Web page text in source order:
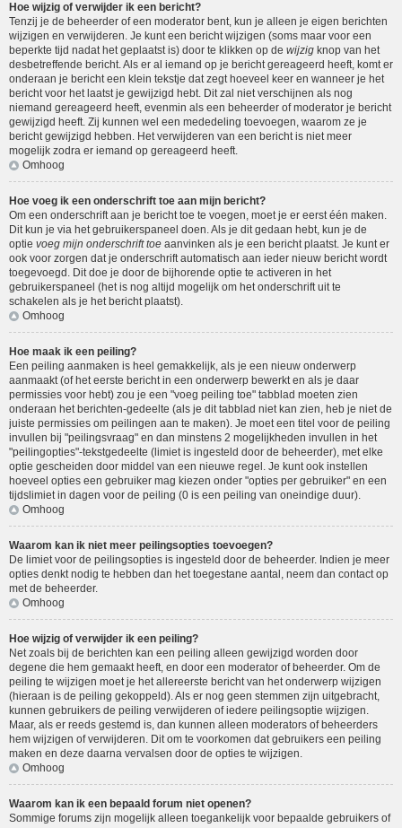
Hoe wijzig of verwijder ik een bericht?
Tenzij je de beheerder of een moderator bent, kun je alleen je eigen berichten
wijzigen en verwijderen. Je kunt een bericht wijzigen (soms maar voor een
beperkte tijd nadat het geplaatst is) door te klikken op de wijzig knop van het
desbetreffende bericht. Als er al iemand op je bericht gereageerd heeft, komt er
onderaan je bericht een klein tekstje dat zegt hoeveel keer en wanneer je het
bericht voor het laatst je gewijzigd hebt. Dit zal niet verschijnen als nog
niemand gereageerd heeft, evenmin als een beheerder of moderator je bericht
gewijzigd heeft. Zij kunnen wel een mededeling toevoegen, waarom ze je
bericht gewijzigd hebben. Het verwijderen van een bericht is niet meer
mogelijk zodra er iemand op gereageerd heeft.
Omhoog
Hoe voeg ik een onderschrift toe aan mijn bericht?
Om een onderschrift aan je bericht toe te voegen, moet je er eerst één maken.
Dit kun je via het gebruikerspaneel doen. Als je dit gedaan hebt, kun je de
optie voeg mijn onderschrift toe aanvinken als je een bericht plaatst. Je kunt er
ook voor zorgen dat je onderschrift automatisch aan ieder nieuw bericht wordt
toegevoegd. Dit doe je door de bijhorende optie te activeren in het
gebruikerspaneel (het is nog altijd mogelijk om het onderschrift uit te
schakelen als je het bericht plaatst).
Omhoog
Hoe maak ik een peiling?
Een peiling aanmaken is heel gemakkelijk, als je een nieuw onderwerp
aanmaakt (of het eerste bericht in een onderwerp bewerkt en als je daar
permissies voor hebt) zou je een "voeg peiling toe" tabblad moeten zien
onderaan het berichten-gedeelte (als je dit tabblad niet kan zien, heb je niet de
juiste permissies om peilingen aan te maken). Je moet een titel voor de peiling
invullen bij "peilingsvraag" en dan minstens 2 mogelijkheden invullen in het
"peilingopties"-tekstgedeelte (limiet is ingesteld door de beheerder), met elke
optie gescheiden door middel van een nieuwe regel. Je kunt ook instellen
hoeveel opties een gebruiker mag kiezen onder "opties per gebruiker" en een
tijdslimiet in dagen voor de peiling (0 is een peiling van oneindige duur).
Omhoog
Waarom kan ik niet meer peilingsopties toevoegen?
De limiet voor de peilingsopties is ingesteld door de beheerder. Indien je meer
opties denkt nodig te hebben dan het toegestane aantal, neem dan contact op
met de beheerder.
Omhoog
Hoe wijzig of verwijder ik een peiling?
Net zoals bij de berichten kan een peiling alleen gewijzigd worden door
degene die hem gemaakt heeft, en door een moderator of beheerder. Om de
peiling te wijzigen moet je het allereerste bericht van het onderwerp wijzigen
(hieraan is de peiling gekoppeld). Als er nog geen stemmen zijn uitgebracht,
kunnen gebruikers de peiling verwijderen of iedere peilingsoptie wijzigen.
Maar, als er reeds gestemd is, dan kunnen alleen moderators of beheerders
hem wijzigen of verwijderen. Dit om te voorkomen dat gebruikers een peiling
maken en deze daarna vervalsen door de opties te wijzigen.
Omhoog
Waarom kan ik een bepaald forum niet openen?
Sommige forums zijn mogelijk alleen toegankelijk voor bepaalde gebruikers of